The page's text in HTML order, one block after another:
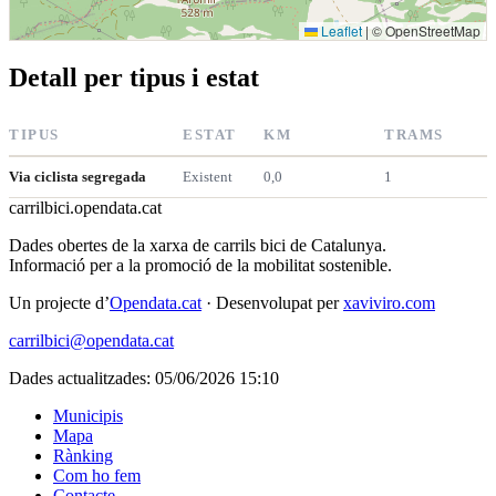
Leaflet|© OpenStreetMap
Detall per tipus i estat
TIPUS ESTAT KM TRAMS
Via ciclista segregada Existent 0,0 1
carrilbici.opendata.cat
Dades obertes de la xarxa de carrils bici de Catalunya.
Informació per a la promoció de la mobilitat sostenible.
Un projecte d’Opendata.cat · Desenvolupat perxaviviro.com
carrilbici@opendata.cat
Dades actualitzades: 05/06/2026 15:10
Municipis
Mapa
Rànking
Com ho fem